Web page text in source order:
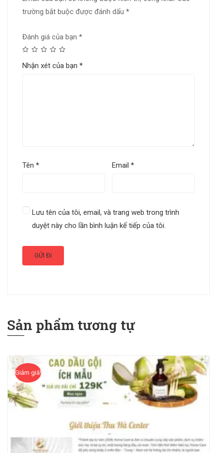
trường bắt buộc được đánh dấu *
Đánh giá của bạn *
Nhận xét của bạn *
Tên * Email*
Lưu tên của tôi, email, và trang web trong trình
duyệt này cho lần bình luận kế tiếp của tôi.
Sản phẩm tương tự
Giảm giá!